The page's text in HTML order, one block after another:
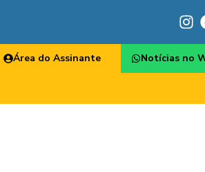
Área do Assinante Notícias no